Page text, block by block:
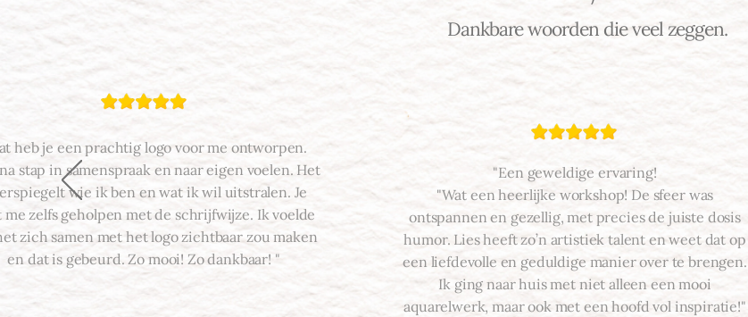
Dankbare woorden die veel zeggen.
"Een geweldige ervaring!
"Wat een heerlijke workshop! De sfeer was
ontspannen en gezellig, met precies de juiste dosis
humor. Lies heeft zo’n artistiek talent en weet dat op
een liefdevolle en geduldige manier over te brengen.
Ik ging naar huis met niet alleen een mooi
aquarelwerk, maar ook met een hoofd vol inspiratie!"
heb je een prachtig logo voor me ontworpen.
stap in samenspraak en naar eigen voelen. Het
wie ik ben en wat ik wil uitstralen. Je
me zelfs geholpen met de schrijfwijze. Ik voelde
zich samen met het logo zichtbaar zou maken
en dat is gebeurd. Zo mooi! Zo dankbaar! "